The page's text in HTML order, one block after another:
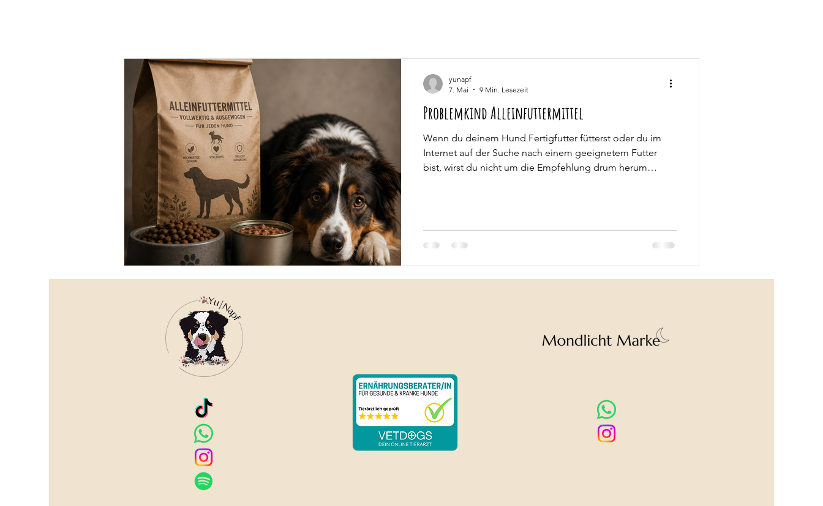
Problemkind Alleinfuttermittel
Wenn du deinem Hund Fertigfutter fütterst oder du im
Internet auf der Suche nach einem geeignetem Futter
bist, wirst du nicht um die Empfehlung drum herum
Das sagt das Gesetz Nährstoffe unter der Lupe
Rassespezifische Futt
yunapf
7. Mai
9 Min. Lesezeit